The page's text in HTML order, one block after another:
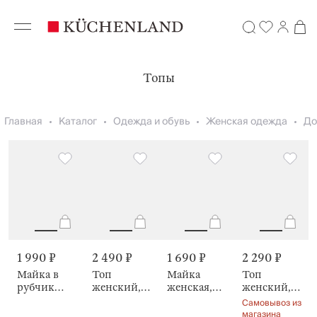
Топы
Главная Каталог Одежда и обувь Женская одежда
1 990 ₽
Майка в
рубчик
2 490 ₽
Топ
женский,
1 690 ₽
Майка
женская,
2 290 ₽
Топ
женский,
Madmina
Самовывоз из